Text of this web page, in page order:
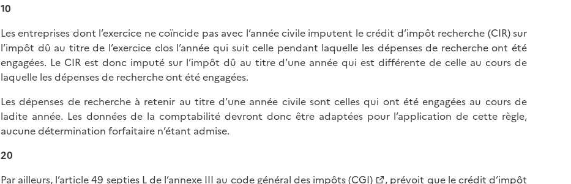
10
Les entreprises dont l’exercice ne coïncide pas avec l’année civile imputent le crédit d’impôt recherche (CIR) sur
l’impôt dû au titre de l’exercice clos l’année qui suit celle pendant laquelle les dépenses de recherche ont été
engagées. Le CIR est donc imputé sur l’impôt dû au titre d’une année qui est différente de celle au cours de
laquelle les dépenses de recherche ont été engagées.
Les dépenses de recherche à retenir au titre d’une année civile sont celles qui ont été engagées au cours de
ladite année. Les données de la comptabilité devront donc être adaptées pour l’application de cette règle,
aucune détermination forfaitaire n’étant admise.
20
Par ailleurs, l’article 49 septies L de l’annexe III au code général des impôts (CGI)
, prévoit que le crédit d’impôt